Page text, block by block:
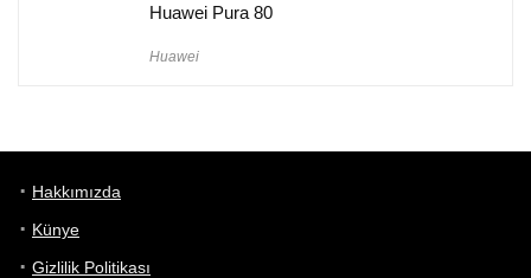
Huawei Pura 80
Huawei
Hakkımızda
Künye
Gizlilik Politikası